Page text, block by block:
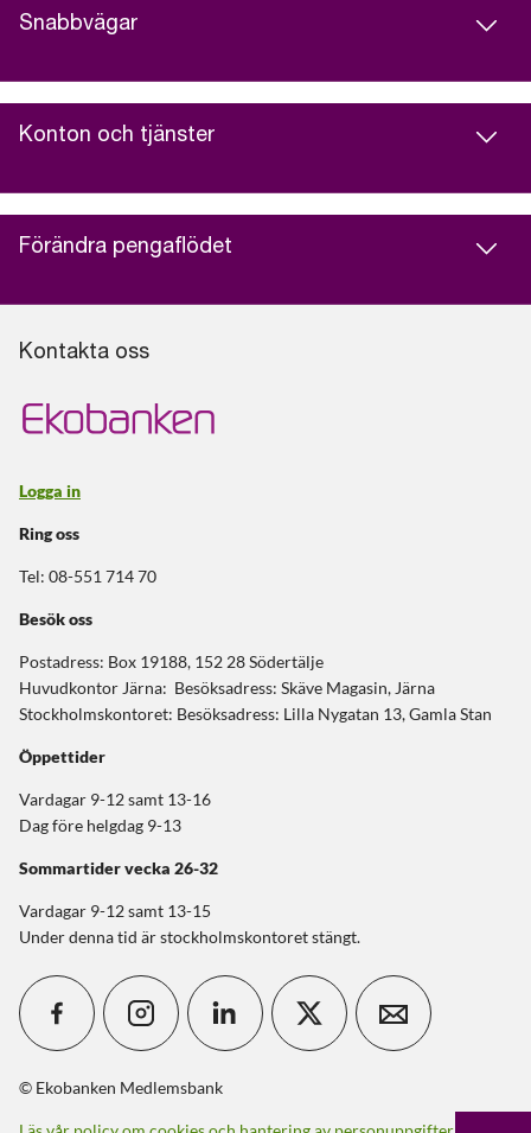
Snabbvägar
Konton och tjänster
Förändra pengaflödet
Kontakta oss
Logga in
Ring oss
Tel: 08-551 714 70
Besök oss
Postadress: Box 19188, 152 28 Södertälje
Huvudkontor Järna: Besöksadress: Skäve Magasin, Järna
Stockholmskontoret: Besöksadress: Lilla Nygatan 13, Gamla Stan
Öppettider
Vardagar 9-12 samt 13-16
Dag före helgdag 9-13
Sommartidervecka 26-32
Vardagar 9-12 samt 13-15
Under denna tid är stockholmskontoret stängt.
© Ekobanken Medlemsbank